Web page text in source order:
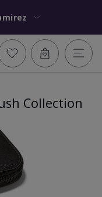
Marie Ramirez
Collection